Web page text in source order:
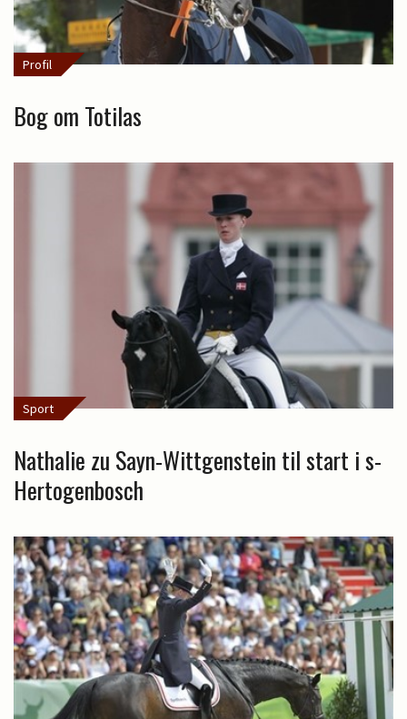
Profil
Bog om Totilas
Sport
Nathalie zu Sayn-Wittgenstein til start i s-
Hertogenbosch